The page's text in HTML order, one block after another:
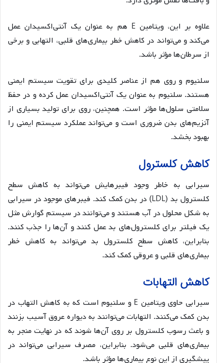
علاوه بر این، ویتامین E هم به عنوان یک آنتی‌اکسیدان عمل
می‌کند و می‌تواند در کاهش خطر بیماری‌های قلبی، التهابی و برخی
از سرطان‌ها مؤثر باشد.
سلنیوم و روی هم از عناصر کلیدی برای تقویت سیستم ایمنی
هستند. سلنیوم به عنوان یک آنتی‌اکسیدان عمل کرده و در حفظ
سلامتی سلول‌ها مؤثر است. همچنین، روی برای تولید بسیاری از
آنزیم‌های بدن ضروری است و می‌تواند عملکرد سیستم ایمنی را
بهبود بخشد.
کاهش کلسترول
سیرابی به خاطر وجود فیبرهایش می‌تواند به کاهش سطح
کلسترول بد (LDL) در بدن کمک کند. فیبرهای موجود در سیرابی
به شکل محلول در آب هستند و می‌توانند در سیستم گوارش مثل
یک فیلتر برای کلسترول‌های بد عمل کنند و آن‌ها را جذب کنند.
بنابراین، کاهش سطح کلسترول بد می‌تواند به کاهش خطر
بیماری‌های قلبی و عروقی کمک کند.
کاهش التهابات
سیرابی حاوی ویتامین E و سلنیوم است که به کاهش التهاب در
بدن کمک می‌کنند. التهابات می‌توانند به دیواره عروق آسیب بزنند
و باعث رسوب کلسترول بر روی آن‌ها شوند که در نهایت منجر به
بیماری‌های قلبی می‌شود. بنابراین، مصرف سیرابی می‌تواند در
پیشگیری از این نوع بیماری‌ها مؤثر باشد.